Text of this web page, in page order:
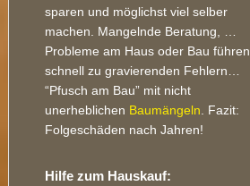
sparen und möglichst viel selber
machen. Mangelnde Beratung, …
Probleme am Haus oder Bau führen
schnell zu gravierenden Fehlern…
“Pfusch am Bau” mit nicht
unerheblichen Baumängeln . Fazit:
Folgeschäden nach Jahren!
Hilfe zum Hauskauf: